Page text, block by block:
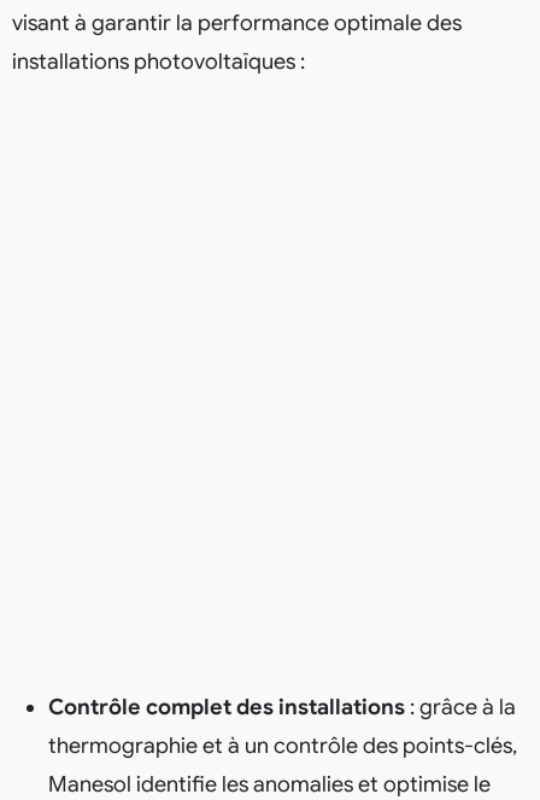
visant à garantir la performance optimale des
installations photovoltaïques :
Contrôle complet des installations : grâce à la
thermographie et à un contrôle des points-clés,
Manesol identifie les anomalies et optimise le